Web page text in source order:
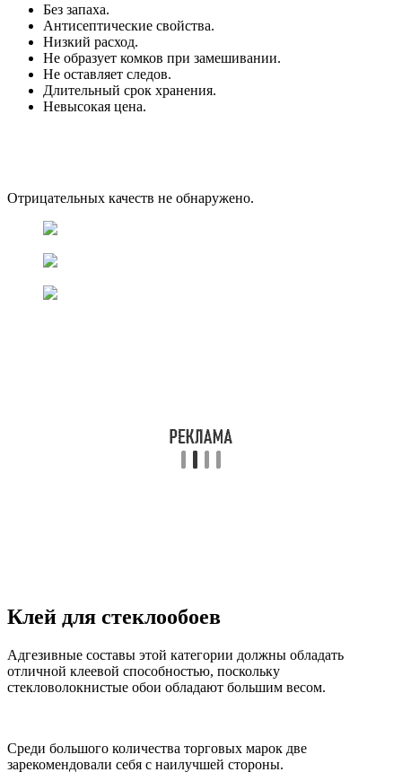
Без запаха.
Антисептические свойства.
Низкий расход.
Не образует комков при замешивании.
Не оставляет следов.
Длительный срок хранения.
Невысокая цена.
Отрицательных качеств не обнаружено.
Клей для стеклообоев
Адгезивные составы этой категории должны обладать
отличной клеевой способностью, поскольку
стекловолокнистые обои обладают большим весом.
Среди большого количества торговых марок две
зарекомендовали себя с наилучшей стороны.